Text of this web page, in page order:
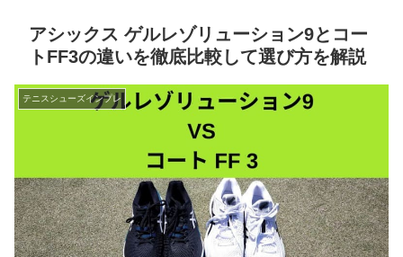
アシックス ゲルレゾリューション9とコー
トFF3の違いを徹底比較して選び方を解説
テニスシューズインプレ